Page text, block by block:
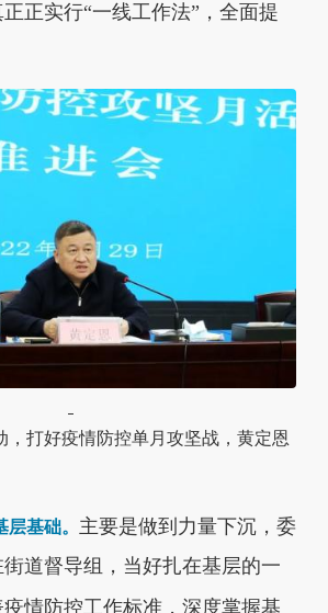
正实行“一线工作法”，全面提
，打好疫情防控单月攻坚战，黄定恩
基础。 主要是做到力量下沉， 委
街道督导组，当好扎在基层的一
情防控工作标准，深度掌握基